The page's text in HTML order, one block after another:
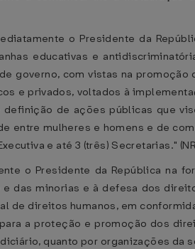
o Presidente da
educativas e
governo, com vistas na promoção
e privados, voltados à
de ações públicas que
entre mulheres e homens e de
e até 3 (três) Secretarias."
o Presidente da República na
das minorias e à defesa dos
de direitos humanos, em
a proteção e promoção dos
quanto por organizações da